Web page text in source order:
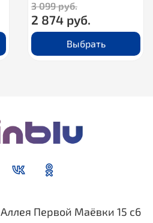
3 099 руб.
2 874 руб.
Выбрать
Аллея Первой Маёвки 15 с6